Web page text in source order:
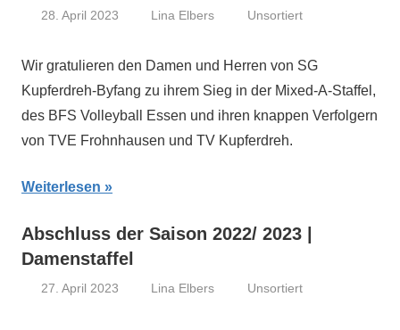
28. April 2023 Lina Elbers Unsortiert
Wir gratulieren den Damen und Herren von SG
Kupferdreh-Byfang zu ihrem Sieg in der Mixed-A-Staffel,
des BFS Volleyball Essen und ihren knappen Verfolgern
von TVE Frohnhausen und TV Kupferdreh.
Weiterlesen
Abschluss der Saison 2022/ 2023 |
Damenstaffel
27. April 2023 Lina Elbers Unsortiert